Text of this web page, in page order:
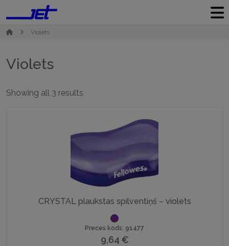
Violets
Violets
Showing all 3 results
CRYSTAL plaukstas spilventiņš – violets
Preces kods: 91477
9,64 €